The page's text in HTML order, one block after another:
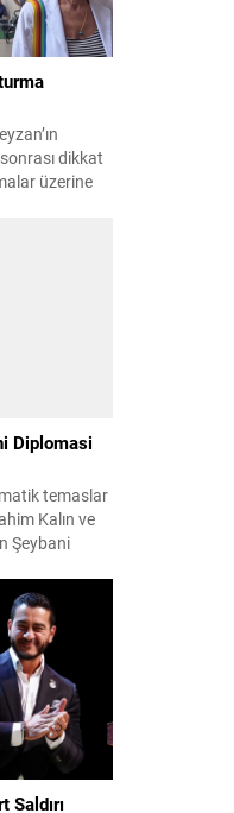
dikkat
üzerine
Diplomasi
temaslar
Kalın ve
Şeybani
istikrar
komşu
gerekliliği
Lübnan
Saldırı